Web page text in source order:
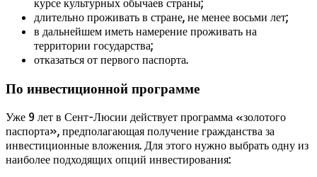
длительно проживать в стране, не менее восьми лет;
в дальнейшем иметь намерение проживать на
территории государства;
отказаться от первого паспорта.
По инвестиционной программе
Уже 9 лет в Сент-Люсии действует программа «золотого
паспорта», предполагающая получение гражданства за
инвестиционные вложения. Для этого нужно выбрать одну из
наиболее подходящих опций инвестирования: